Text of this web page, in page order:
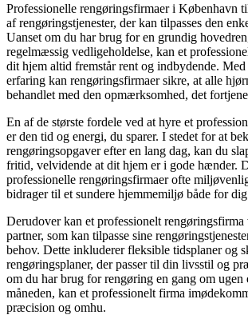
Professionelle rengøringsfirmaer i København
af rengøringstjenester, der kan tilpasses den
Uanset om du har brug for en grundig
regelmæssig vedligeholdelse, kan et
dit hjem altid fremstår rent og indbydende. Med
erfaring kan rengøringsfirmaer sikre, at alle
behandlet med den opmærksomhed, det
En af de største fordele ved at hyre et
er den tid og energi, du sparer. I stedet for at
rengøringsopgaver efter en lang dag, kan du
fritid, velvidende at dit hjem er i gode hænder.
professionelle rengøringsfirmaer ofte
bidrager til et sundere hjemmemiljø både for
Derudover kan et professionelt
partner, som kan tilpasse sine
behov. Dette inkluderer fleksible tidsplaner og
rengøringsplaner, der passer til din livsstil og
om du har brug for rengøring en gang om ugen
måneden, kan et professionelt firma
præcision og omhu.